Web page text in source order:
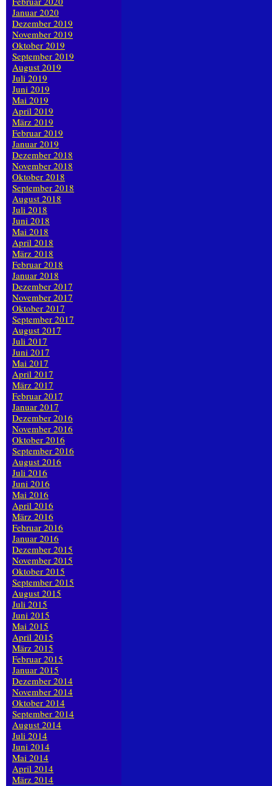
Januar 2020
Dezember 2019
November 2019
Oktober 2019
September 2019
August 2019
Juli 2019
Juni 2019
Mai 2019
April 2019
März 2019
Februar 2019
Januar 2019
Dezember 2018
November 2018
Oktober 2018
September 2018
August 2018
Juli 2018
Juni 2018
Mai 2018
April 2018
März 2018
Februar 2018
Januar 2018
Dezember 2017
November 2017
Oktober 2017
September 2017
August 2017
Juli 2017
Juni 2017
Mai 2017
April 2017
März 2017
Februar 2017
Januar 2017
Dezember 2016
November 2016
Oktober 2016
September 2016
August 2016
Juli 2016
Juni 2016
Mai 2016
April 2016
März 2016
Februar 2016
Januar 2016
Dezember 2015
November 2015
Oktober 2015
September 2015
August 2015
Juli 2015
Juni 2015
Mai 2015
April 2015
März 2015
Februar 2015
Januar 2015
Dezember 2014
November 2014
Oktober 2014
September 2014
August 2014
Juli 2014
Juni 2014
Mai 2014
April 2014
März 2014